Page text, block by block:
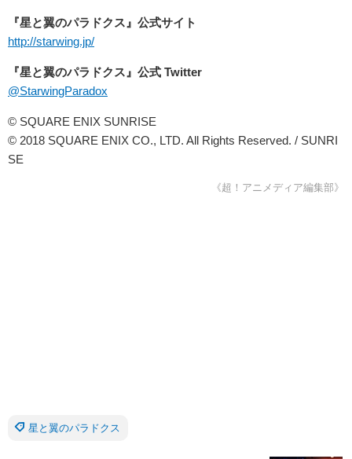
『星と翼のパラドクス』公式サイト
http://starwing.jp/
『星と翼のパラドクス』公式 Twitter
@StarwingParadox
© SQUARE ENIX SUNRISE
© 2018 SQUARE ENIX CO., LTD. All Rights Reserved. / SUNRI
SE
《超！アニメディア編集部》
星と翼のパラドクス